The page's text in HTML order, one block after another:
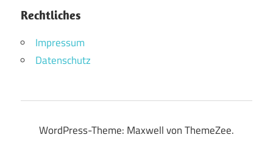
Rechtliches
Impressum
Datenschutz
WordPress-Theme: Maxwell von ThemeZee.